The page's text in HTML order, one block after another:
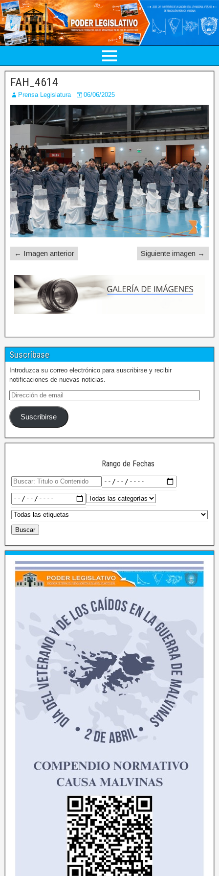
FAH_4614
Prensa Legislatura 06/06/2025
← Imagen anterior Siguiente imagen →
Suscríbase
Introduzca su correo electrónico para suscribirse y recibir
notificaciones de nuevas noticias.
Suscribirse
Rango de Fechas